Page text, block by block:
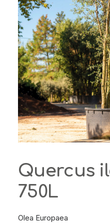
Quercus
750L
Olea Europaea